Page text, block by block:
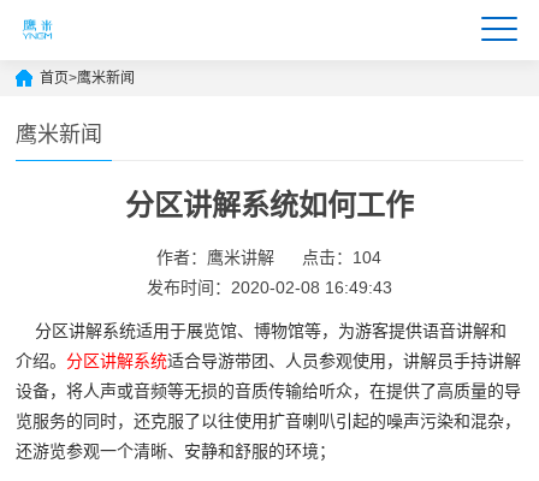
首页>鹰米新闻
鹰米新闻
分区讲解系统如何工作
作者：鹰米讲解
点击：104
发布时间：2020-02-08 16:49:43
分区讲解系统适用于展览馆、博物馆等，为游客提供语音讲解和
介绍。分区讲解系统适合导游带团、人员参观使用，讲解员手持讲解
设备，将人声或音频等无损的音质传输给听众，在提供了高质量的导
览服务的同时，还克服了以往使用扩音喇叭引起的噪声污染和混杂，
还游览参观一个清晰、安静和舒服的环境；